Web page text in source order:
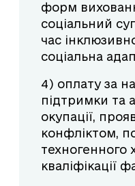
форм
соціальний
час
соціальна
4) оплату за
підтримки та
окупації,
конфліктом,
техногенного
кваліфікації